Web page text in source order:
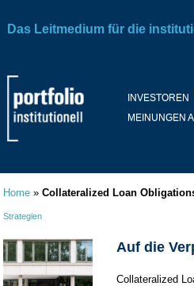
INVESTOREN
MEINUNGEN
Das Leitmedium für die
Home » Collateralized Loan
Strategien
Auf die
Collateralized